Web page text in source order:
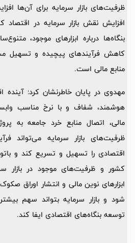
ظرفیت‌های بازار سرمایه برای آن‌ها
افزایش نقش بازار سرمایه در اقتصاد
بنگاه‌ها درباره ابزارهای موجود،
کاهش فرآیندهای پیچیده و تسهیل
منابع مالی است.
مهدوی در پایان خاطرنشان کرد: آینده
هوشمند، شفاف و با نرخ مناسب
مالی، اتصال منابع خرد جامعه به
ظرفیت‌های بازار سرمایه می‌تواند
اقتصادی را تسهیل و تسریع کند و
کشور و ظرفیت‌های موجود در بازار
ابزارهای نوین مالی و انتشار اوراق
شود و بازار سرمایه بتواند سهم
توسعه بنگاه‌های اقتصادی ایفا کند.